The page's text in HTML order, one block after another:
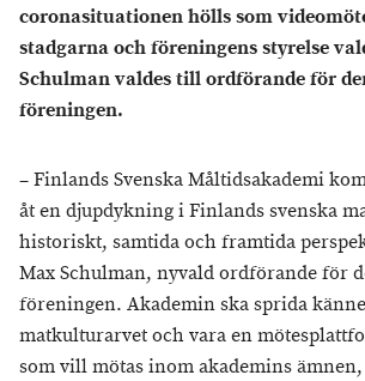
coronasituationen hölls som
stadgarna och föreningens styrelse
Schulman valdes till ordförande för
föreningen.
– Finlands Svenska Måltidsakademi
åt en djupdykning i Finlands svenska
historiskt, samtida och framtida
Max Schulman, nyvald ordförande för
föreningen. Akademin ska sprida
matkulturarvet och vara en
som vill mötas inom akademins ämnen,